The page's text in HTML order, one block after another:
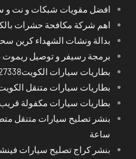
افضل مقويات شبكات و نت و
اهم شركة مكافحة حشرات
بدالة ونشات الشهداء كرين
برمجة رسيفر و توصيل ريموت 24 ساعة في محافظات الكويت
بطاريات سيارات الكويت52227338
بطاريات سيارات متنقل
بطاريات سيارات مكفولة
ساعة
بنشر كراج تصليح سيارات